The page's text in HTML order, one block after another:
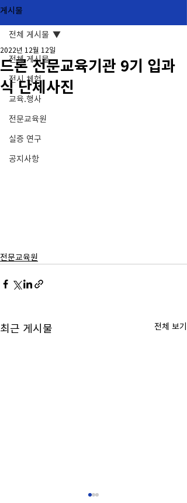
게시물
전체 게시물
전시.체험
교육.행사
전문교육원
실증 연구
공지사항
전체 게시물
드론 전문교육기관 9기 입과
식 단체사진
2022년 12월 12일
전문교육원
최근 게시물 전체 보기